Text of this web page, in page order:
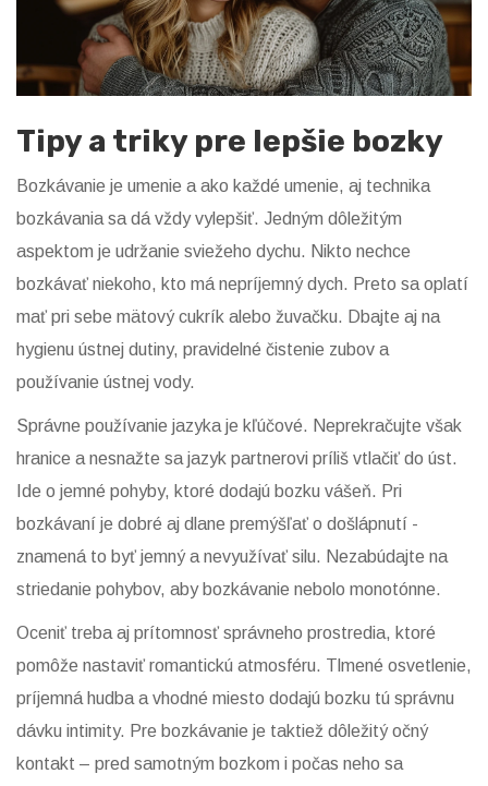
Tipy a triky pre lepšie bozky
Bozkávanie je umenie a ako každé umenie, aj technika
bozkávania sa dá vždy vylepšiť. Jedným dôležitým
aspektom je udržanie sviežeho dychu. Nikto nechce
bozkávať niekoho, kto má nepríjemný dych. Preto sa oplatí
mať pri sebe mätový cukrík alebo žuvačku. Dbajte aj na
hygienu ústnej dutiny, pravidelné čistenie zubov a
používanie ústnej vody.
Správne používanie jazyka je kľúčové. Neprekračujte však
hranice a nesnažte sa jazyk partnerovi príliš vtlačiť do úst.
Ide o jemné pohyby, ktoré dodajú bozku vášeň. Pri
bozkávaní je dobré aj dlane premýšľať o došlápnutí -
znamená to byť jemný a nevyužívať silu. Nezabúdajte na
striedanie pohybov, aby bozkávanie nebolo monotónne.
Oceniť treba aj prítomnosť správneho prostredia, ktoré
pomôže nastaviť romantickú atmosféru. Tlmené osvetlenie,
príjemná hudba a vhodné miesto dodajú bozku tú správnu
dávku intimity. Pre bozkávanie je taktiež dôležitý očný
kontakt – pred samotným bozkom i počas neho sa